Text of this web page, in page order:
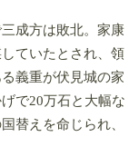
成方は敗北。家康
ていたとされ、領
義重が伏見城の家
で20万石と大幅な
替えを命じられ、